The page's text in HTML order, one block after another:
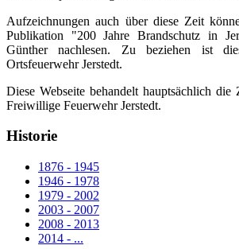
Aufzeichnungen auch über diese Zeit
Publikation "200 Jahre Brandschutz in
Günther nachlesen. Zu beziehen ist
Ortsfeuerwehr Jerstedt.
Diese Webseite behandelt hauptsächlich
Freiwillige Feuerwehr Jerstedt.
Historie
1876 - 1945
1946 - 1978
1979 - 2002
2003 - 2007
2008 - 2013
2014 - ...